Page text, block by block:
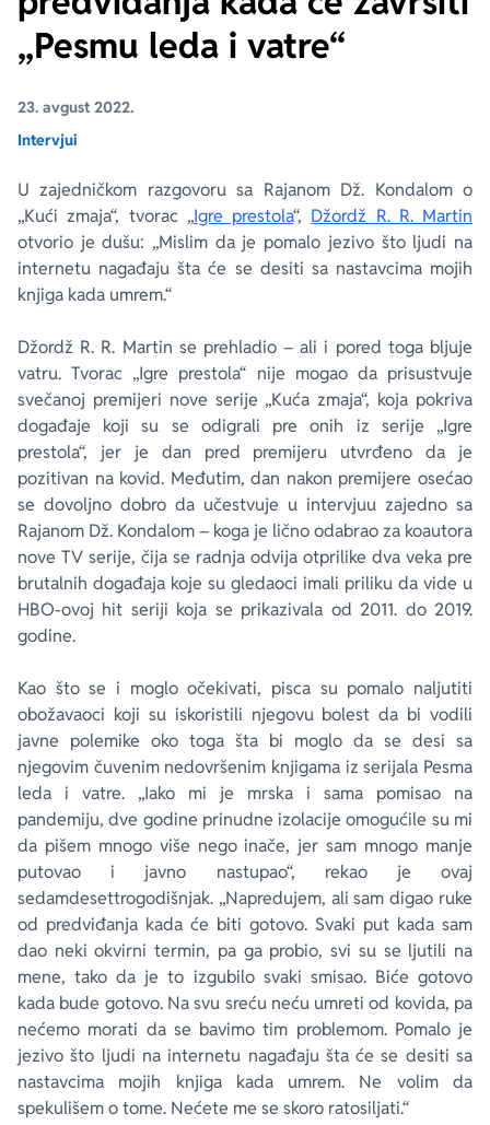
„Pesmu leda i vatre“
23. avgust 2022.
Intervjui
U zajedničkom razgovoru sa Rajanom Dž. Kondalom o
„Kući zmaja“, tvorac „Igre prestola“, Džordž R. R. Martin
otvorio je dušu: „Mislim da je pomalo jezivo što ljudi na
internetu nagađaju šta će se desiti sa nastavcima mojih
knjiga kada umrem.“
Džordž R. R. Martin se prehladio – ali i pored toga bljuje
vatru. Tvorac „Igre prestola“ nije mogao da prisustvuje
svečanoj premijeri nove serije „Kuća zmaja“, koja pokriva
događaje koji su se odigrali pre onih iz serije „Igre
prestola“, jer je dan pred premijeru utvrđeno da je
pozitivan na kovid. Međutim, dan nakon premijere osećao
se dovoljno dobro da učestvuje u intervjuu zajedno sa
Rajanom Dž. Kondalom – koga je lično odabrao za koautora
nove TV serije, čija se radnja odvija otprilike dva veka pre
brutalnih događaja koje su gledaoci imali priliku da vide u
HBO-ovoj hit seriji koja se prikazivala od 2011. do 2019.
godine.
Kao što se i moglo očekivati, pisca su pomalo naljutiti
obožavaoci koji su iskoristili njegovu bolest da bi vodili
javne polemike oko toga šta bi moglo da se desi sa
njegovim čuvenim nedovršenim knjigama iz serijala Pesma
leda i vatre. „Iako mi je mrska i sama pomisao na
pandemiju, dve godine prinudne izolacije omogućile su mi
da pišem mnogo više nego inače, jer sam mnogo manje
putovao i javno nastupao“, rekao je ovaj
sedamdesettrogodišnjak. „Napredujem, ali sam digao ruke
od predviđanja kada će biti gotovo. Svaki put kada sam
dao neki okvirni termin, pa ga probio, svi su se ljutili na
mene, tako da je to izgubilo svaki smisao. Biće gotovo
kada bude gotovo. Na svu sreću neću umreti od kovida, pa
nećemo morati da se bavimo tim problemom. Pomalo je
jezivo što ljudi na internetu nagađaju šta će se desiti sa
nastavcima mojih knjiga kada umrem. Ne volim da
spekulišem o tome. Nećete me se skoro ratosiljati.“
Ekranizovane knjige
Za poklon
E-knjige
Autori
Poezija
Lični razvoj i popularna psihologija
Biografija
Bojan Ljubenović
Dejan Tiago-Stanković
Milica Jakovljević Mir-Jam
Peter Handke
Harlan Koben
Elif Šafak